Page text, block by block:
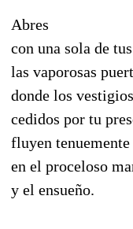
Abres
con una sola de
las vaporosas
donde los vestigios
cedidos por tu
fluyen tenuemente
en el proceloso
y el ensueño.